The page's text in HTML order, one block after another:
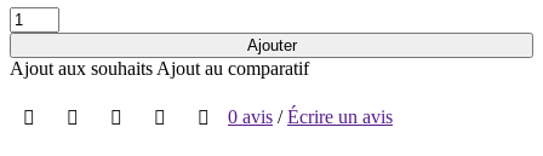
Ajouter
Ajout aux souhaits Ajout au comparatif
0 avis /Écrire un avis